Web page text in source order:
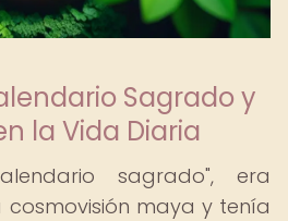
Sagrado y
la Vida Diaria
sagrado", era
maya y tenía